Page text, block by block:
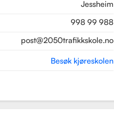
Jessheim
998 99 988
post@2050trafikkskole.no
Besøk kjøreskolen